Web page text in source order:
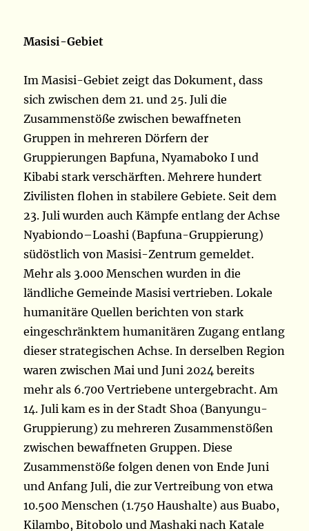
Masisi-Gebiet
Im Masisi-Gebiet zeigt das Dokument, dass
sich zwischen dem 21. und 25. Juli die
Zusammenstöße zwischen bewaffneten
Gruppen in mehreren Dörfern der
Gruppierungen Bapfuna, Nyamaboko I und
Kibabi stark verschärften. Mehrere hundert
Zivilisten flohen in stabilere Gebiete. Seit dem
23. Juli wurden auch Kämpfe entlang der Achse
Nyabiondo–Loashi (Bapfuna-Gruppierung)
südöstlich von Masisi-Zentrum gemeldet.
Mehr als 3.000 Menschen wurden in die
ländliche Gemeinde Masisi vertrieben. Lokale
humanitäre Quellen berichten von stark
eingeschränktem humanitären Zugang entlang
dieser strategischen Achse. In derselben Region
waren zwischen Mai und Juni 2024 bereits
mehr als 6.700 Vertriebene untergebracht. Am
14. Juli kam es in der Stadt Shoa (Banyungu-
Gruppierung) zu mehreren Zusammenstößen
zwischen bewaffneten Gruppen. Diese
Zusammenstöße folgen denen von Ende Juni
und Anfang Juli, die zur Vertreibung von etwa
10.500 Menschen (1.750 Haushalte) aus Buabo,
Kilambo, Bitobolo und Mashaki nach Katale